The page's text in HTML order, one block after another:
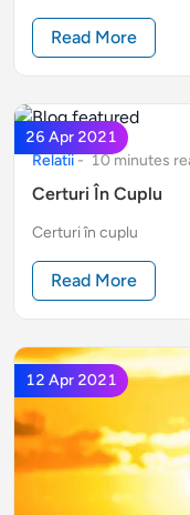
Read More
26 Apr 2021
Relatii-10minutes
Certuri În Cuplu
Certuri în cuplu
Read More
12 Apr 2021